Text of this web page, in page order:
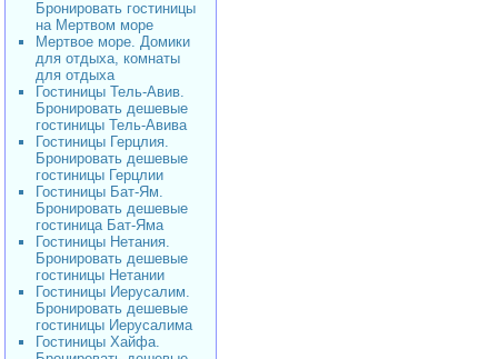
Бронировать гостиницы
на Мертвом море
Мертвое море. Домики
для отдыха, комнаты
для отдыха
Гостиницы Тель-Авив.
Бронировать дешевые
гостиницы Тель-Авива
Гостиницы Герцлия.
Бронировать дешевые
гостиницы Герцлии
Гостиницы Бат-Ям.
Бронировать дешевые
гостиница Бат-Яма
Гостиницы Нетания.
Бронировать дешевые
гостиницы Нетании
Гостиницы Иерусалим.
Бронировать дешевые
гостиницы Иерусалима
Гостиницы Хайфа.